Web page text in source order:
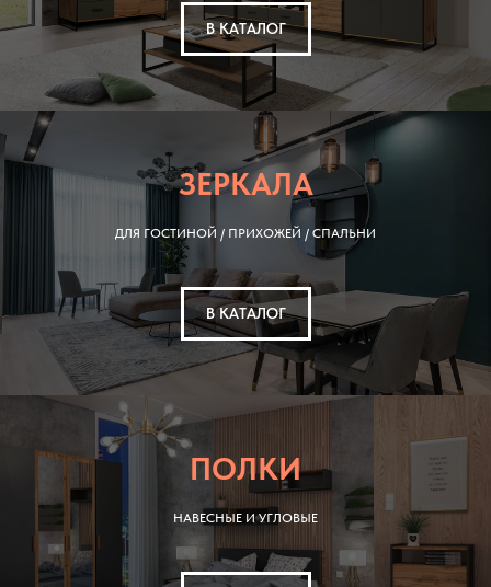
В КАТАЛОГ
ЗЕРКАЛА
ДЛЯ ГОСТИНОЙ / ПРИХОЖЕЙ / СПАЛЬНИ
В КАТАЛОГ
ПОЛКИ
НАВЕСНЫЕ И УГЛОВЫЕ